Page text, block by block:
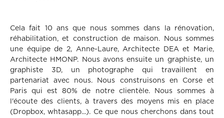
Cela fait 10 ans que nous sommes dans la rénovation,
réhabilitation, et construction de maison. Nous sommes
une équipe de 2, Anne-Laure, Architecte DEA et Marie,
Architecte HMONP. Nous avons ensuite un graphiste, un
graphiste 3D, un photographe qui travaillent en
partenariat avec nous. Nous construisons en Corse et
Paris qui est 80% de notre clientèle. Nous sommes à
l'écoute des clients, à travers des moyens mis en place
(Dropbox, whtasapp...). Ce que nous cherchons dans tout
Votre
rendez-
vous
par :
Domicile
déco
en dire plus sur votre
projet ?